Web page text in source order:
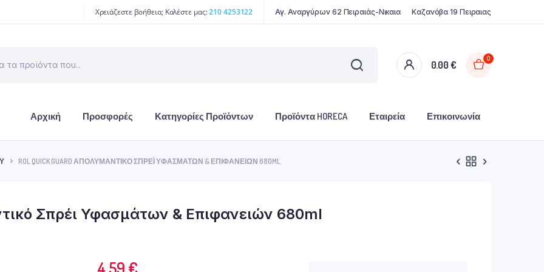
Χρειάζεστε βοήθεια; Καλέστε μας:210 4253122 Αγ. Αναργύρων 62 Πειραιάς-Νικαια Καζανόβα 19 Πειραιας
0.00€
0
Αρχική Προσφορές Κατηγορίες Προϊόντων Προϊόντα HORECA Εταιρεία Επικοινωνία
ROL QUICK GUARD ΑΠΟΛΥΜΑΝΤΙΚΌ ΣΠΡΈΙ ΥΦΑΣΜΆΤΩΝ & ΕΠΙΦΑΝΕΙΏΝ 680ML
Σπρέι Υφασμάτων & Επιφανειών 680ml